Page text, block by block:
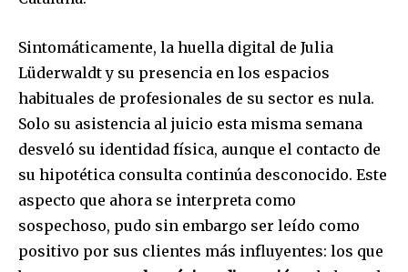
Sintomáticamente, la huella digital de Julia
Lüderwaldt y su presencia en los espacios
habituales de profesionales de su sector es nula.
Solo su asistencia al juicio esta misma semana
desveló su identidad física, aunque el contacto de
su hipotética consulta continúa desconocido. Este
aspecto que ahora se interpreta como
sospechoso, pudo sin embargo ser leído como
positivo por sus clientes más influyentes: los que